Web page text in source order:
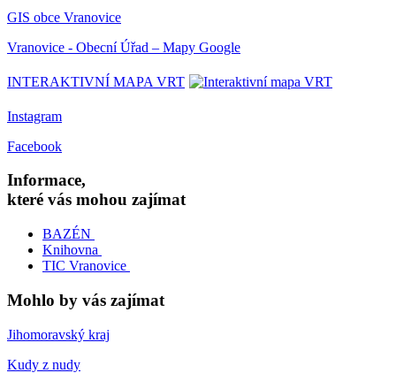
GIS obce Vranovice
Vranovice - Obecní Úřad – Mapy Google
INTERAKTIVNÍ MAPA VRT
Instagram
Facebook
Informace,
které vás mohou zajímat
BAZÉN
Knihovna
TIC Vranovice
Mohlo by vás zajímat
Jihomoravský kraj
Kudy z nudy